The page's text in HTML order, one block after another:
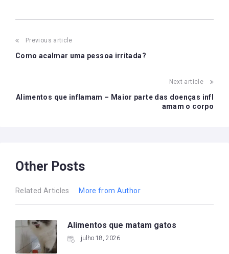
Post
navigation
Previous article
Como acalmar uma pessoa irritada?
Next article
Alimentos que inflamam – Maior parte das doenças infl
amam o corpo
Other Posts
Related Articles More from Author
Alimentos que matam gatos
julho 18, 2026